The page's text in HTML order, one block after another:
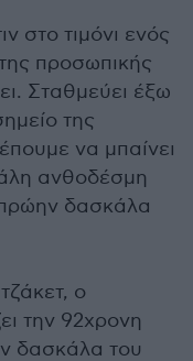
στο τιμόνι ενός
προσωπικής
Σταθμεύει έξω
της
να μπαίνει
ανθοδέσμη
δασκάλα
ο
την 92χρονη
δασκάλα του